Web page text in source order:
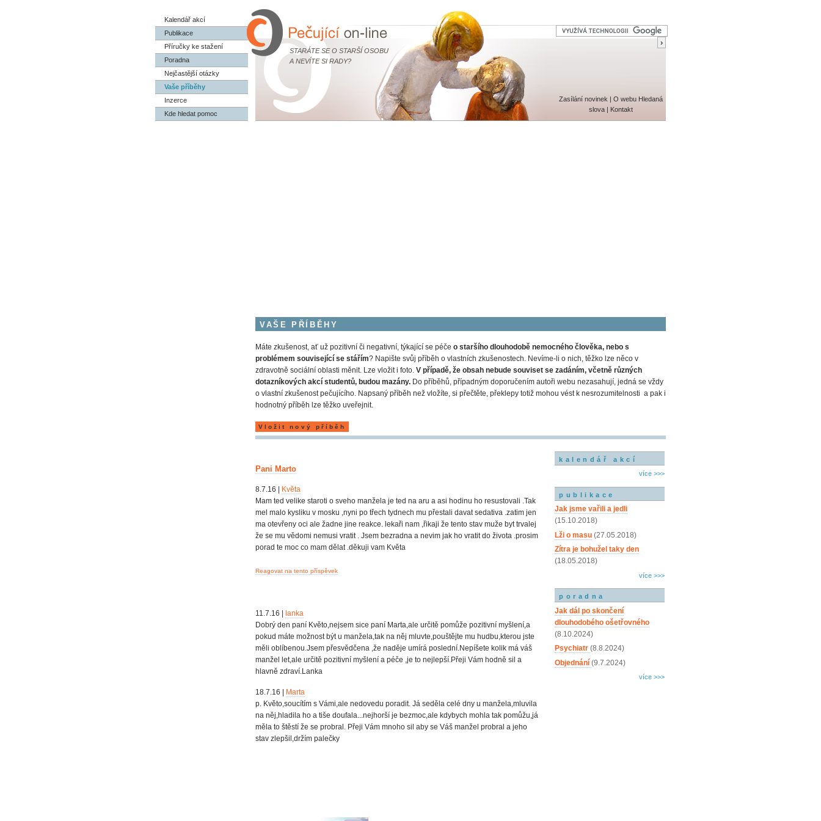
STARÁTE SE O STARŠÍ OSOBU
A NEVÍTE SI RADY?
Kalendář akcí
Publikace
Příručky ke stažení
Poradna
Nejčastější otázky
Vaše příběhy
Inzerce
Kde hledat pomoc
Zasílání novinek | O webu Hledaná
slova | Kontakt
VAŠE PŘÍBĚHY
Máte zkušenost, ať už pozitivní či negativní, týkající se péče o staršího dlouhodobě nemocného člověka, nebo s
problémem související se stářím? Napište svůj příběh o vlastních zkušenostech. Nevíme-li o nich, těžko lze něco v
zdravotně sociální oblasti měnit. Lze vložit i foto. V případě, že obsah nebude souviset se zadáním, včetně různých
dotazníkových akcí studentů, budou mazány. Do příběhů, případným doporučením autoři webu nezasahují, jedná se vždy
o vlastní zkušenost pečujícího. Napsaný příběh než vložíte, si přečtěte, překlepy totiž mohou vést k nesrozumitelnosti a pak i
hodnotný příběh lze těžko uveřejnit.
Vložit nový příběh
Pani Marto
8.7.16 |
Květa
Mam ted velike staroti o sveho manžela je ted na aru a asi hodinu ho resustovali .Tak
mel malo kysliku v mosku ,nyni po třech tydnech mu přestali davat sedativa .zatim jen
ma otevřeny oci ale žadne jine reakce. lekaři nam ,řikaji že tento stav muže byt trvalej
že se mu vědomi nemusi vratit . Jsem bezradna a nevim jak ho vratit do života .prosim
porad te moc co mam dělat .děkuji vam Květa
Reagovat na tento příspěvek
11.7.16 | lanka
Dobrý den paní Květo,nejsem sice paní Marta,ale určitě pomůže pozitivní myšlení,a
pokud máte možnost být u manžela,tak na něj mluvte,pouštějte mu hudbu,kterou jste
měli oblíbenou.Jsem přesvědčena ,že naděje umírá poslední.Nepíšete kolik má váš
manžel let,ale určitě pozitivní myšlení a péče ,je to nejlepší.Přeji Vám hodně sil a
hlavně zdraví.Lanka
18.7.16 |
Marta
p. Květo,soucítím s Vámi,ale nedovedu poradit. Já seděla celé dny u manžela,mluvila
na něj,hladila ho a tiše doufala...nejhorší je bezmoc,ale kdybych mohla tak pomůžu,já
měla to štěstí že se probral. Přeji Vám mnoho sil aby se Váš manžel probral a jeho
stav zlepšil,držím palečky
kalendář akcí
více >>>
publikace
Jak jsme vařili a jedli
(15.10.2018)
Lži o masu (27.05.2018)
Zítra je bohužel taky den
(18.05.2018)
více >>>
poradna
Jak dál po skončení
dlouhodobého ošetřovného
(8.10.2024)
Psychiatr (8.8.2024)
Objednání (9.7.2024)
více >>>